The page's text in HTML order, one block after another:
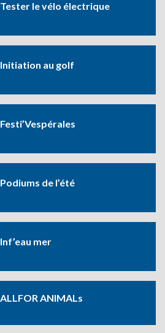
Tester le vélo électrique
Initiation au golf
Festi’Vespérales
Podiums de l’été
Inf’eau mer
ALLFOR ANIMALs